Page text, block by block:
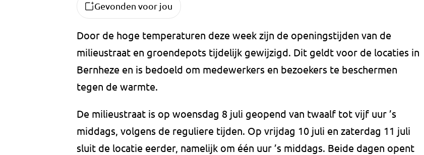
Gevonden voor jou
Door de hoge temperaturen deze week zijn de openingstijden van de
milieustraat en groendepots tijdelijk gewijzigd. Dit geldt voor de locaties in
Bernheze en is bedoeld om medewerkers en bezoekers te beschermen
tegen de warmte.
De milieustraat is op woensdag 8 juli geopend van twaalf tot vijf uur ’s
middags, volgens de reguliere tijden. Op vrijdag 10 juli en zaterdag 11 juli
sluit de locatie eerder, namelijk om één uur ’s middags. Beide dagen opent